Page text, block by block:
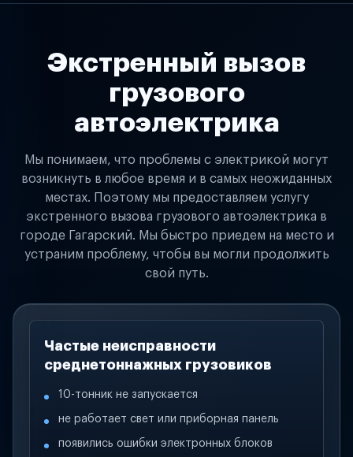
Экстренный вызов
грузового
автоэлектрика
Мы понимаем, что проблемы с электрикой могут
возникнуть в любое время и в самых неожиданных
местах. Поэтому мы предоставляем услугу
экстренного вызова грузового автоэлектрика в
городе Гагарский. Мы быстро приедем на место и
устраним проблему, чтобы вы могли продолжить
свой путь.
Частые неисправности
среднетоннажных грузовиков
10-тонник не запускается
не работает свет или приборная панель
появились ошибки электронных блоков